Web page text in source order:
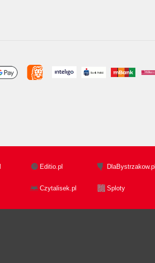
Editio.pl DlaBystrzakow.pl
Czytalisek.pl Sploty